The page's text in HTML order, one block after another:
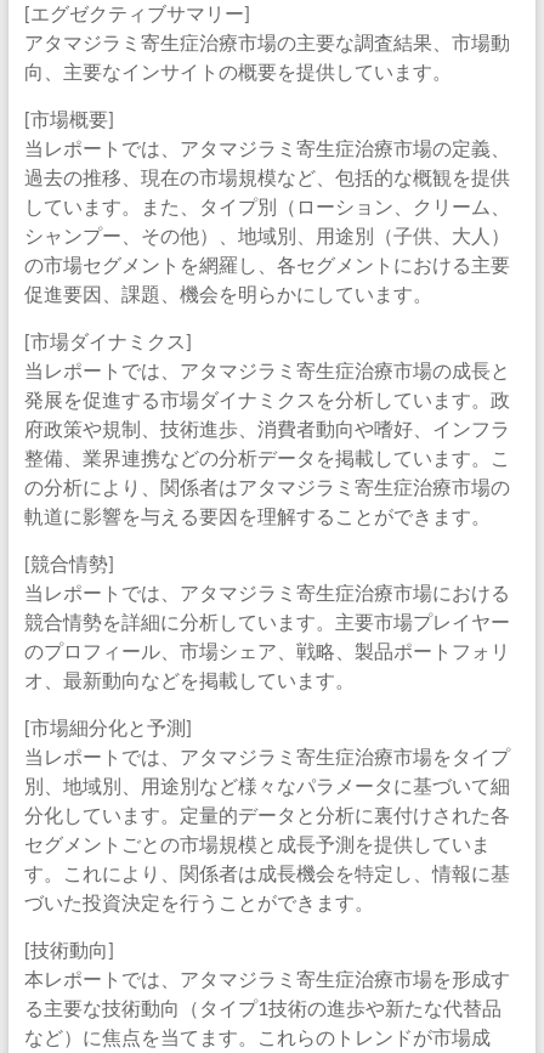
[エグゼクティブサマリー]
アタマジラミ寄生症治療市場の主要な調査結果、市場動
向、主要なインサイトの概要を提供しています。
[市場概要]
当レポートでは、アタマジラミ寄生症治療市場の定義、
過去の推移、現在の市場規模など、包括的な概観を提供
しています。また、タイプ別（ローション、クリーム、
シャンプー、その他）、地域別、用途別（子供、大人）
の市場セグメントを網羅し、各セグメントにおける主要
促進要因、課題、機会を明らかにしています。
[市場ダイナミクス]
当レポートでは、アタマジラミ寄生症治療市場の成長と
発展を促進する市場ダイナミクスを分析しています。政
府政策や規制、技術進歩、消費者動向や嗜好、インフラ
整備、業界連携などの分析データを掲載しています。こ
の分析により、関係者はアタマジラミ寄生症治療市場の
軌道に影響を与える要因を理解することができます。
[競合情勢]
当レポートでは、アタマジラミ寄生症治療市場における
競合情勢を詳細に分析しています。主要市場プレイヤー
のプロフィール、市場シェア、戦略、製品ポートフォリ
オ、最新動向などを掲載しています。
[市場細分化と予測]
当レポートでは、アタマジラミ寄生症治療市場をタイプ
別、地域別、用途別など様々なパラメータに基づいて細
分化しています。定量的データと分析に裏付けされた各
セグメントごとの市場規模と成長予測を提供していま
す。これにより、関係者は成長機会を特定し、情報に基
づいた投資決定を行うことができます。
[技術動向]
本レポートでは、アタマジラミ寄生症治療市場を形成す
る主要な技術動向（タイプ1技術の進歩や新たな代替品
など）に焦点を当てます。これらのトレンドが市場成